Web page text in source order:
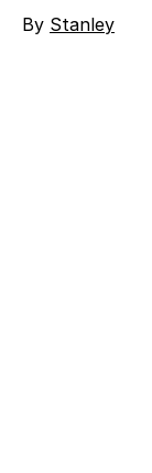
By Stanley